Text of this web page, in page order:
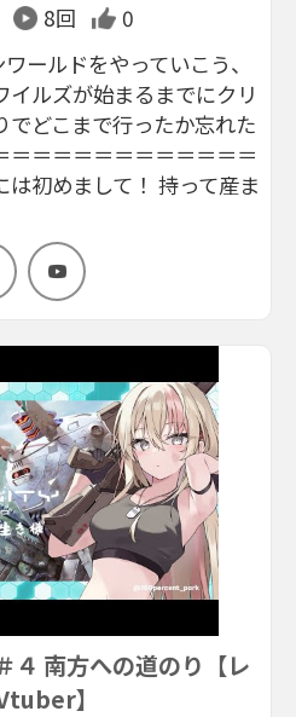
8回
0
ールドをやっていこう、
イルズが始まるまでにクリ
でどこまで行ったか忘れた
＝＝＝＝＝＝＝＝＝＝＝＝
初めまして！ 持って産ま
４ 南方への道のり【レ
】